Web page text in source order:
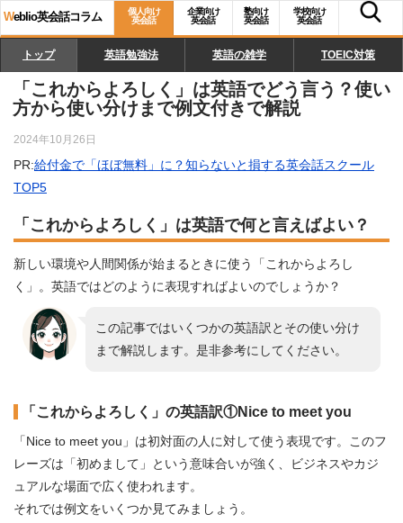
Weblio英会話コラム
個人向け
英会話
企業向け
英会話
塾向け
英会話
学校向け
英会話
トップ 英語勉強法 英語の雑学 TOEIC対策
「これからよろしく」は英語でどう言う？使い
方から使い分けまで例文付きで解説
2024年10月26日
PR:給付金で「ほぼ無料」に？知らないと損する英会話スクール
TOP5
「これからよろしく」は英語で何と言えばよい？
新しい環境や人間関係が始まるときに使う「これからよろし
く」。英語ではどのように表現すればよいのでしょうか？
この記事ではいくつかの英語訳とその使い分け
まで解説します。是非参考にしてください。
「これからよろしく」の英語訳①Nice to meet you
「Nice to meet you」は初対面の人に対して使う表現です。このフ
レーズは「初めまして」という意味合いが強く、ビジネスやカジ
ュアルな場面で広く使われます。
それでは例文をいくつか見てみましょう。